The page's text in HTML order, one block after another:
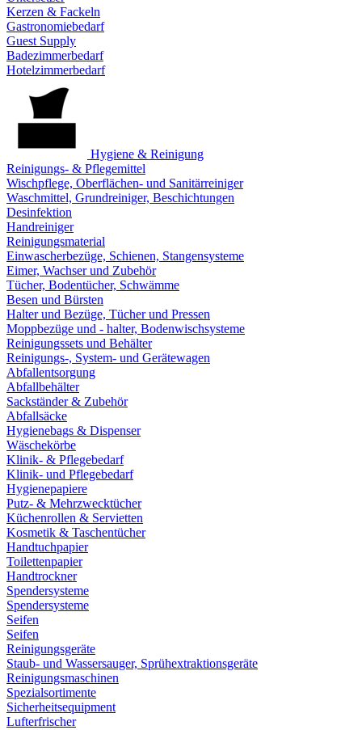
Kerzen & Fackeln
Gastronomiebedarf
Guest Supply
Badezimmerbedarf
Hotelzimmerbedarf
Hygiene & Reinigung
Reinigungs- & Pflegemittel
Wischpflege, Oberflächen- und Sanitärreiniger
Waschmittel, Grundreiniger, Beschichtungen
Desinfektion
Handreiniger
Reinigungsmaterial
Einwascherbezüge, Schienen, Stangensysteme
Eimer, Wachser und Zubehör
Tücher, Bodentücher, Schwämme
Besen und Bürsten
Halter und Bezüge, Tücher und Pressen
Moppbezüge und - halter, Bodenwischsysteme
Reinigungssets und Behälter
Reinigungs-, System- und Gerätewagen
Abfallentsorgung
Abfallbehälter
Sackständer & Zubehör
Abfallsäcke
Hygienebags & Dispenser
Wäschekörbe
Klinik- & Pflegebedarf
Klinik- und Pflegebedarf
Hygienepapiere
Putz- & Mehrzwecktücher
Küchenrollen & Servietten
Kosmetik & Taschentücher
Handtuchpapier
Toilettenpapier
Handtrockner
Spendersysteme
Spendersysteme
Seifen
Seifen
Reinigungsgeräte
Staub- und Wassersauger, Sprühextraktionsgeräte
Reinigungsmaschinen
Spezialsortimente
Sicherheitsequipment
Lufterfrischer